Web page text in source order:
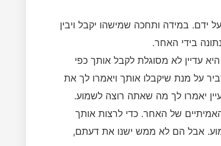
ידם. במידה ותחכה שמישהו יקבל ויבין
בידי האחר.
את אמך, היא עדיין לא מסוגלת לקבל אותך כפי
על מנת שיקבלו אותך ויאמרו לך את
יאמרו לך מה שאתה רוצה לשמוע.
של האחר. כדי לרצות אותך
אבל הם לא ממש ישנו את דעתם,